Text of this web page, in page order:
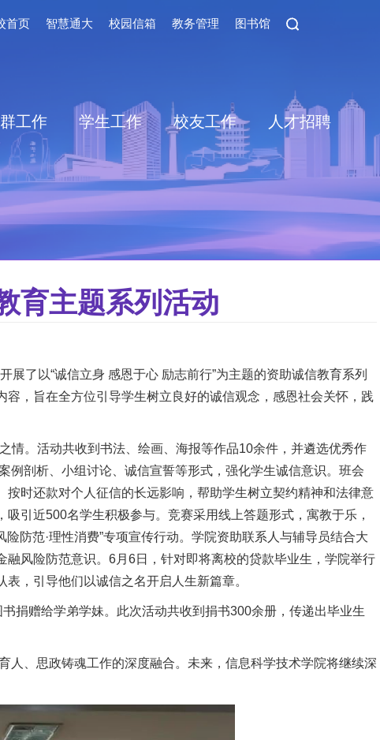
首页 智慧通大 校园信箱 教务管理 图书馆
工作 学生工作 校友工作 人才招聘
育主题系列活动
了以“诚信立身 感恩于心 励志前行”为主题的资助诚信教育系列
，旨在全方位引导学生树立良好的诚信观念，感恩社会关怀，践
情。活动共收到书法、绘画、海报等作品10余件，并遴选优秀作
例剖析、小组讨论、诚信宣誓等形式，强化学生诚信意识。班会
时还款对个人征信的长远影响，帮助学生树立契约精神和法律意
引近500名学生积极参与。竞赛采用线上答题形式，寓教于乐，
防范·理性消费”专项宣传行动。学院资助联系人与辅导员结合大
风险防范意识。6月6日，针对即将离校的贷款毕业生，学院举行
，引导他们以诚信之名开启人生新篇章。
捐赠给学弟学妹。此次活动共收到捐书300余册，传递出毕业生
人、思政铸魂工作的深度融合。未来，信息科学技术学院将继续深